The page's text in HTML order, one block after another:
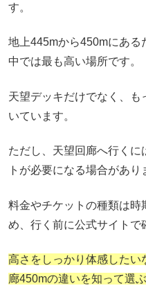
す。
地上445mから450mにあ
中では最も高い場所です。
天望デッキだけでなく、も
いています。
ただし、天望回廊へ行くに
トが必要になる場合があり
料金やチケットの種類は時
め、行く前に公式サイトで
高さをしっかり体感したい
廊450mの違いを知って選